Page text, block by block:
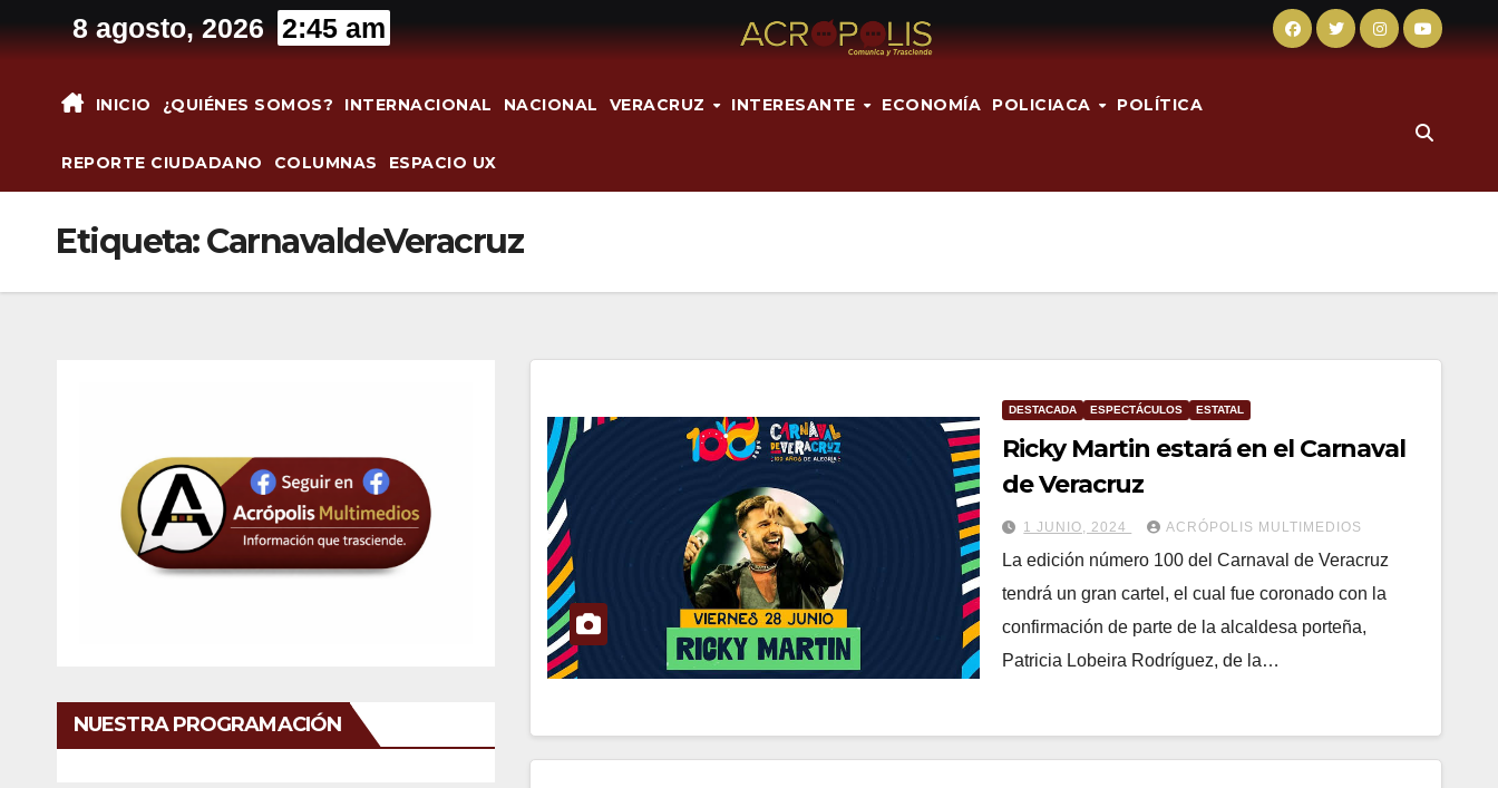
al
8 agosto, 2026 2:45 am
INICIO ¿QUIÉNES SOMOS? INTERNACIONAL NACIONAL VERACRUZ INTERESANTE ECONOMÍA POLICIACA POLÍTICA
REPORTE CIUDADANO COLUMNAS ESPACIO UX
Etiqueta:CarnavaldeVeracruz
NUESTRA PROGRAMACIÓN
DESTACADA ESPECTÁCULOS ESTATAL
Ricky Martin estará en el Carnaval
de Veracruz
1 JUNIO, 2024 ACRÓPOLIS MULTIMEDIOS
La edición número 100 del Carnaval de Veracruz
tendrá un gran cartel, el cual fue coronado con la
confirmación de parte de la alcaldesa porteña,
Patricia Lobeira Rodríguez, de la…